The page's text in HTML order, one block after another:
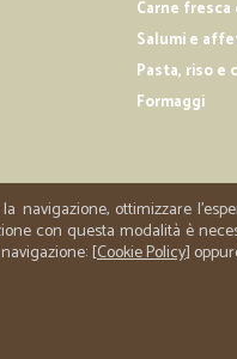
Carne
Salumi e
Pasta, riso e
Formaggi
navigazione, ottimizzare
con questa modalità è
[Cookie Policy]